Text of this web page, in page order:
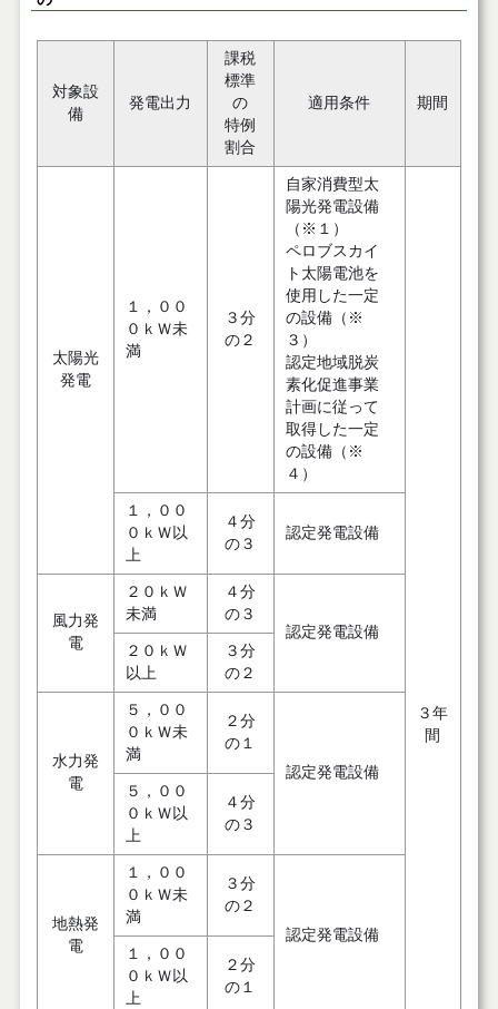
対象設
備
発電出力
課税
標準
の
特例
割合
適用条件 期間
太陽光
発電
１，００
０ｋＷ未
満
３分
の２
自家消費型太
陽光発電設備
（※１）
ペロブスカイ
ト太陽電池を
使用した一定
の設備（※
３）
認定地域脱炭
素化促進事業
計画に従って
取得した一定
の設備（※
４）
３年
間
１，００
０ｋＷ以
上
４分
の３
認定発電設備
風力発
電
２０ｋＷ
未満
４分
の３
認定発電設備
２０ｋＷ
以上
３分
の２
水力発
電
５，００
０ｋＷ未
満
２分
の１
認定発電設備
５，００
０ｋＷ以
上
４分
の３
地熱発
電
１，００
０ｋＷ未
満
３分
の２
認定発電設備
１，００
０ｋＷ以
上
２分
の１